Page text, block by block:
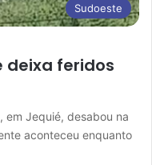
Sudoeste
deixa feridos
em Jequié, desabou na
aconteceu enquanto